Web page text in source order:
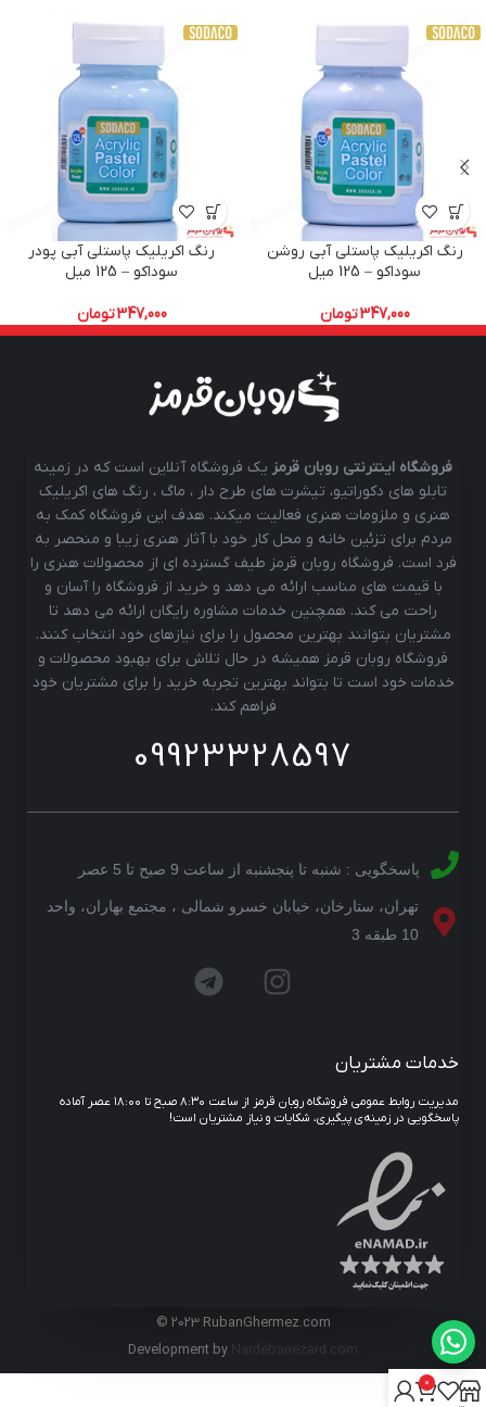
رنگ اکریلیک پاستلی آبی روشن
سوداکو – 125 میل
347,000تومان
رنگ اکریلیک پاستلی آبی پودر
سوداکو – 125 میل
347,000تومان
فروشگاه اینترنتی روبان قرمز یک فروشگاه آنلاین است که در زمینه
تابلو های دکوراتیو، تیشرت های طرح دار ، ماگ ، رنگ های اکریلیک
هنری و ملزومات هنری فعالیت میکند. هدف این فروشگاه کمک به
مردم برای تزئین خانه و محل کار خود با آثار هنری زیبا و منحصر به
فرد است. فروشگاه روبان قرمز طیف گسترده ای از محصولات هنری را
با قیمت های مناسب ارائه می دهد و خرید از فروشگاه را آسان و
راحت می کند. همچنین خدمات مشاوره رایگان ارائه می دهد تا
مشتریان بتوانند بهترین محصول را برای نیازهای خود انتخاب کنند.
فروشگاه روبان قرمز همیشه در حال تلاش برای بهبود محصولات و
خدمات خود است تا بتواند بهترین تجربه خرید را برای مشتریان خود
فراهم کند.
09923328597
پاسخگویی : شنبه تا پنجشنبه از ساعت 9 صبح تا 5 عصر
تهران، ستارخان، خیابان خسرو شمالی ، مجتمع بهاران، واحد
10 طبقه 3
خدمات مشتریان
مدیریت روابط عمومی فروشگاه روبان قرمز از ساعت ۸:۳۰ صبح تا ۱۸:۰۰ عصر آماده
پاسخگویی در زمینه‌ی پیگیری، شکایات و نیاز مشتریان است!
© 2023 RubanGhermez.com
Development by Nardebanezard.com
0